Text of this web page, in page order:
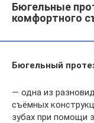
Бюгельные
комфортного
Бюгельный
— одна из
съёмных
зубах при помощи